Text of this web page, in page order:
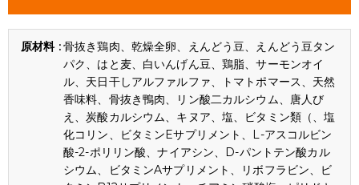
骨抜き鶏肉、乾燥全卵、えんどう豆、えんどう豆タン
パク、はと麦、白いんげん豆、鶏脂、サーモンオイ
ル、天日干しアルファルファ、トマトポマース、天然
香味料、骨抜き鴨肉、リン酸二カルシウム、唐人び
え、炭酸カルシウム、キヌア、塩、ビタミン類（、塩
化コリン、ビタミンEサプリメント、L-アスコルビン
酸-2-ポリリン酸、ナイアシン、D-パントテン酸カル
シウム、ビタミンAサプリメント、リボフラビン、ビ